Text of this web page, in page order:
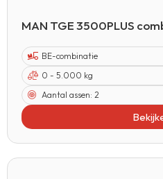
MAN TGE 3500PLUS
BE-combinatie
0 - 5.000 kg
Aantal assen: 2